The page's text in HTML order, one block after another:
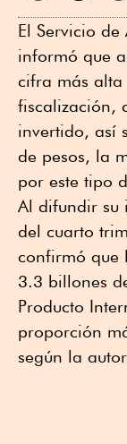
El Servicio de
informó que
cifra más
fiscalización,
invertido, así
de pesos, la
por este tipo
Al difundir su
del cuarto
confirmó que
3.3 billones
Producto
proporción
según la